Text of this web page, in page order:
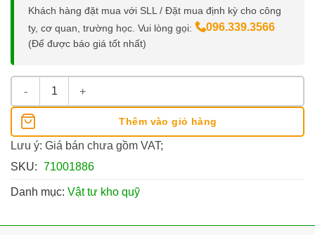
Khách hàng đặt mua với SLL / Đặt mua định kỳ cho công
ty, cơ quan, trường học. Vui lòng gọi:
096.339.3566
(Để được báo giá tốt nhất)
Dây Thun Màu Trắng Sữa số lượng
Thêm vào giỏ hàng
Lưu ý: Giá bán chưa gồm VAT;
SKU: 71001886
Danh mục: Vật tư kho quỹ